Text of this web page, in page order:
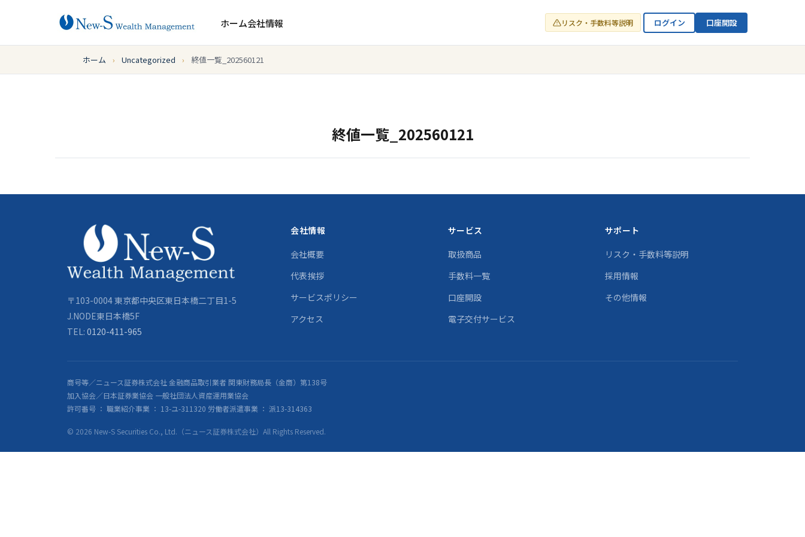
ホーム会社情報 リスク・手数料等説明 ログイン 口座開設
ホーム › Uncategorized › 終値一覧_202560121
終値一覧_202560121
〒103-0004 東京都中央区東日本橋二丁目1-5
J.NODE東日本橋5F
TEL: 0120-411-965
会社情報
会社概要
代表挨拶
サービスポリシー
アクセス
サービス
取扱商品
手数料一覧
口座開設
電子交付サービス
サポート
リスク・手数料等説明
採用情報
その他情報
商号等／ニュース証券株式会社 金融商品取引業者 関東財務局長（金商）第138号
加入協会／日本証券業協会 一般社団法人資産運用業協会
許可番号 ： 職業紹介事業 ： 13-ユ-311320 労働者派遣事業 ： 派13-314363
© 2026 New-S Securities Co., Ltd.（ニュース証券株式会社）All Rights Reserved.